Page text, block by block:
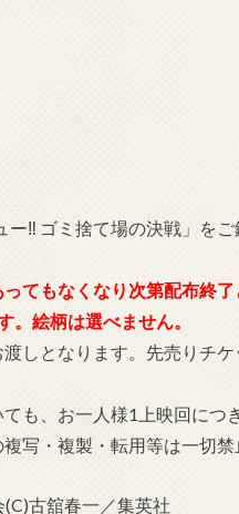
‼ ゴミ捨て場の決戦」を
てもなくなり次第配布終了
絵柄は選べません。
しとなります。先売りチ
も、お一人様1上映回につ
写・複製・転用等は一切禁
古舘春一／集英社